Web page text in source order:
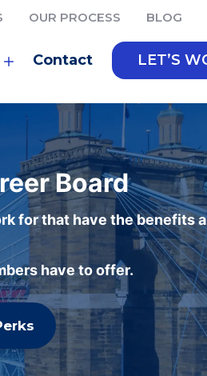
OUR PROCESS BLOG
Contact LET’S
Board
for that have the benefits
have to offer.